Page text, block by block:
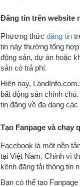
Đăng tin trên website
Phương thức đăng tin
tin này thường tổng
động sản, dự án hoặc
sản có trả phí.
Hiện nay,
bất động sản chính
tin đăng về đa dạng
Tạo Fanpage và chạy
Facebook là một nền
tại Việt Nam. Chính vì
kênh đăng tải thông tin
Bạn có thể tạo